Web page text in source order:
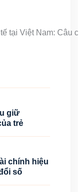
giữ
trẻ
chính hiệu
số